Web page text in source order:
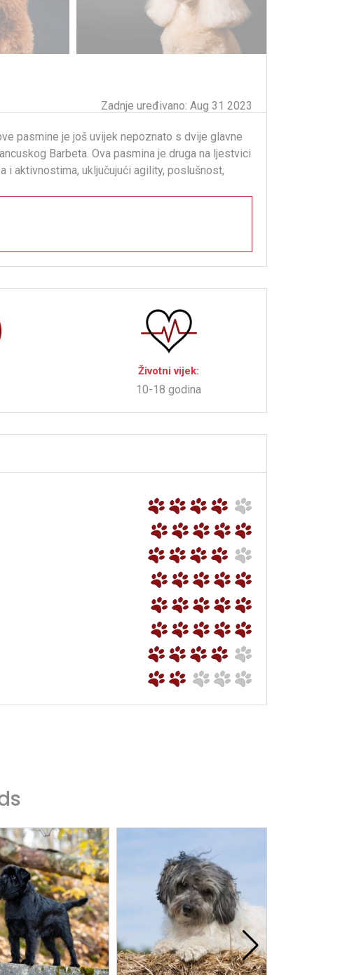
Zadnje uređivano: Aug 31 2023
pasmine je još uvijek nepoznato s dvije glavne
Barbeta. Ova pasmina je druga na ljestvici
i aktivnostima, uključujući agility, poslušnost,
Životni vijek:
10-18 godina